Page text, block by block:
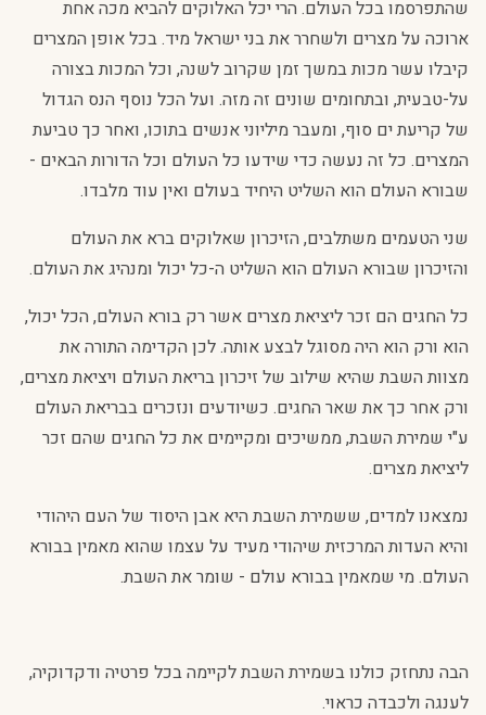
שהתפרסמו בכל העולם. הרי יכל האלוקים להביא מכה אחת
ארוכה על מצרים ולשחרר את בני ישראל מיד. בכל אופן המצרים
קיבלו עשר מכות במשך זמן שקרוב לשנה, וכל המכות בצורה
על-טבעית, ובתחומים שונים זה מזה. ועל הכל נוסף הנס הגדול
של קריעת ים סוף, ומעבר מיליוני אנשים בתוכו, ואחר כך טביעת
המצרים. כל זה נעשה כדי שידעו כל העולם וכל הדורות הבאים -
שבורא העולם הוא השליט היחיד בעולם ואין עוד מלבדו.
שני הטעמים משתלבים, הזיכרון שאלוקים ברא את העולם
והזיכרון שבורא העולם הוא השליט ה-כל יכול ומנהיג את העולם.
כל החגים הם זכר ליציאת מצרים אשר רק בורא העולם, הכל יכול,
הוא ורק הוא היה מסוגל לבצע אותה. לכן הקדימה התורה את
מצוות השבת שהיא שילוב של זיכרון בריאת העולם ויציאת מצרים,
ורק אחר כך את שאר החגים. כשיודעים ונזכרים בבריאת העולם
ע"י שמירת השבת, ממשיכים ומקיימים את כל החגים שהם זכר
ליציאת מצרים.
נמצאנו למדים, ששמירת השבת היא אבן היסוד של העם היהודי
והיא העדות המרכזית שיהודי מעיד על עצמו שהוא מאמין בבורא
העולם. מי שמאמין בבורא עולם - שומר את השבת.
הבה נתחזק כולנו בשמירת השבת לקיימה בכל פרטיה ודקדוקיה,
לענגה ולכבדה כראוי.